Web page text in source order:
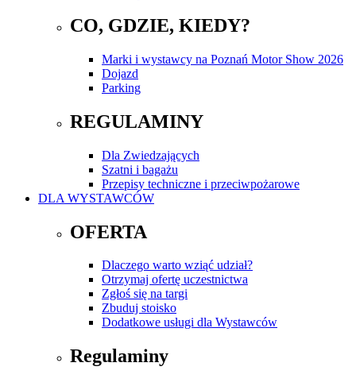
CO, GDZIE, KIEDY?
Marki i wystawcy na Poznań Motor Show 2026
Dojazd
Parking
REGULAMINY
Dla Zwiedzających
Szatni i bagażu
Przepisy techniczne i przeciwpożarowe
DLA WYSTAWCÓW
OFERTA
Dlaczego warto wziąć udział?
Otrzymaj ofertę uczestnictwa
Zgłoś się na targi
Zbuduj stoisko
Dodatkowe usługi dla Wystawców
Regulaminy